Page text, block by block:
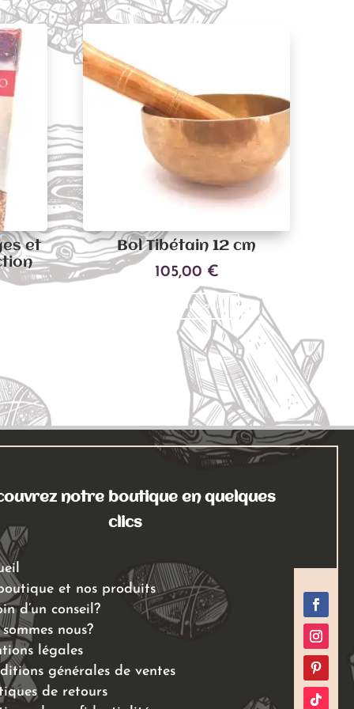
et
Bol Tibétain 12 cm
105,00 €
Ajouter au panier
notre boutique en quelques
clics
et nos produits
d’un conseil?
nous?
légales
générales de ventes
de retours